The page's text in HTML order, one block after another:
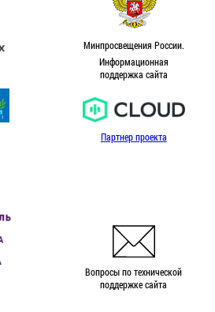
Минпросвещения России.
Информационная
поддержка сайта
Партнер проекта
Вопросы по технической
поддержке сайта